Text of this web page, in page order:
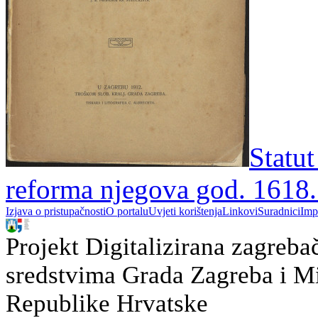
reforma njegova god.
Izjava o pristupačnostiO portaluUvjeti korištenjaLinkoviSuradnici
Projekt Digitalizirana
sredstvima Grada Zagreba i
Republike Hrvatske